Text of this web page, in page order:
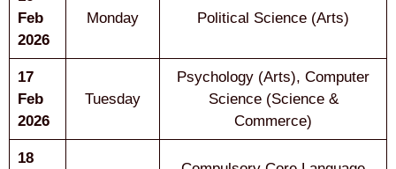
Feb
2026
Monday Political Science (Arts)
17
Feb
2026
Tuesday
Psychology (Arts), Computer
Science (Science &
Commerce)
18